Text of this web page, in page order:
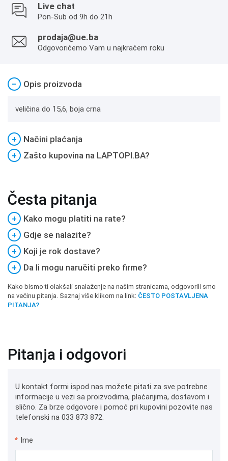
Live chat
Pon-Sub od 9h do 21h
prodaja@ue.ba
Odgovorićemo Vam u najkraćem roku
− Opis proizvoda
veličina do 15,6, boja crna
+
Načini plaćanja
+
Zašto kupovina na LAPTOPI.BA?
Česta pitanja
+
Kako mogu platiti na rate?
+
Gdje se nalazite?
+
Koji je rok dostave?
+
Da li mogu naručiti preko firme?
Kako bismo ti olakšali snalaženje na našim stranicama, odgovorili smo
na većinu pitanja. Saznaj više klikom na link: ČESTO POSTAVLJENA
PITANJA?
Pitanja i odgovori
U kontakt formi ispod nas možete pitati za sve potrebne
informacije u vezi sa proizvodima, plaćanjima, dostavom i
slično. Za brze odgovore i pomoć pri kupovini pozovite nas
telefonski na 033 873 872.
* Ime